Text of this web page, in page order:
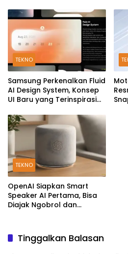
TEKNO
Samsung Perkenalkan Fluid
AI Design System, Konsep
UI Baru yang Terinspirasi
TEKNO
OpenAI Siapkan Smart
Speaker AI Pertama, Bisa
Diajak Ngobrol dan
Tinggalkan Balasan